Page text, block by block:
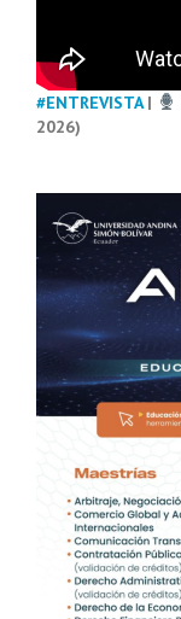
#ENTREVISTA|
2026)